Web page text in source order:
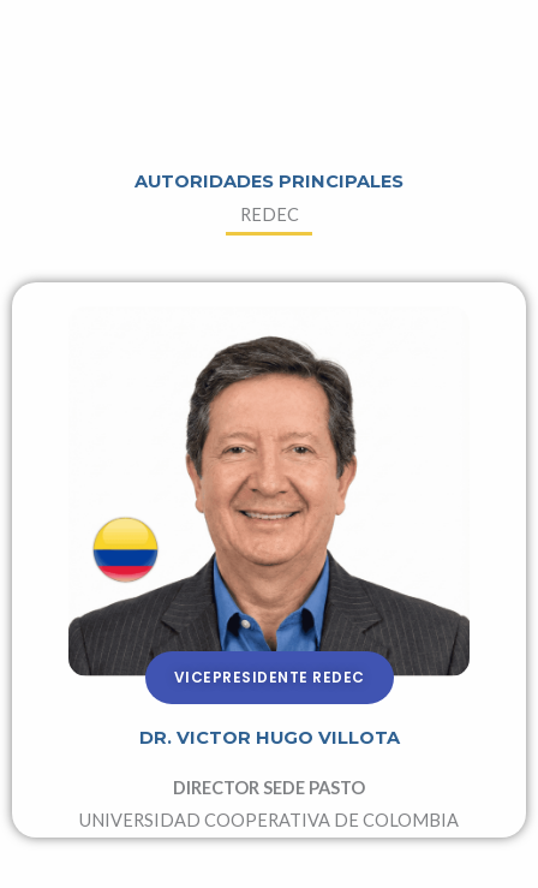
AUTORIDADES PRINCIPALES
REDEC
VICEPRESIDENTE REDEC
DR. VICTOR HUGO VILLOTA
DIRECTOR SEDE PASTO
UNIVERSIDAD COOPERATIVA DE COLOMBIA